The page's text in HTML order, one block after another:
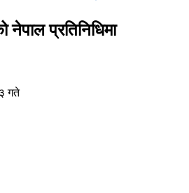
नेपाल प्रतिनिधिमा
गते